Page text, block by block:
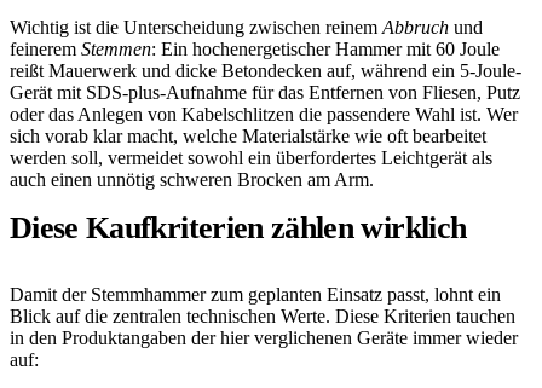
Wichtig ist die Unterscheidung zwischen reinem Abbruch und
feinerem Stemmen: Ein hochenergetischer Hammer mit 60 Joule
reißt Mauerwerk und dicke Betondecken auf, während ein 5-Joule-
Gerät mit SDS-plus-Aufnahme für das Entfernen von Fliesen, Putz
oder das Anlegen von Kabelschlitzen die passendere Wahl ist. Wer
sich vorab klar macht, welche Materialstärke wie oft bearbeitet
werden soll, vermeidet sowohl ein überfordertes Leichtgerät als
auch einen unnötig schweren Brocken am Arm.
Diese Kaufkriterien zählen wirklich
Damit der Stemmhammer zum geplanten Einsatz passt, lohnt ein
Blick auf die zentralen technischen Werte. Diese Kriterien tauchen
in den Produktangaben der hier verglichenen Geräte immer wieder
auf: